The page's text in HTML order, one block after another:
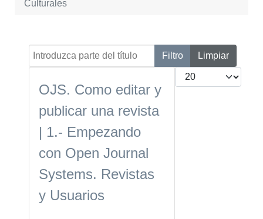
Culturales
Introduzca parte del título Filtro
Limpiar
Cantidad
OJS. Como editar y
publicar una revista
| 1.- Empezando
con Open Journal
Systems. Revistas
y Usuarios